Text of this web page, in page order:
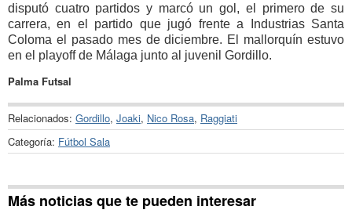
disputó cuatro partidos y marcó un gol, el primero de su
carrera, en el partido que jugó frente a Industrias Santa
Coloma el pasado mes de diciembre. El mallorquín estuvo
en el playoff de Málaga junto al juvenil Gordillo.
Palma Futsal
Relacionados: Gordillo, Joaki, Nico Rosa, Raggiati
Categoría: Fútbol Sala
Más noticias que te pueden interesar